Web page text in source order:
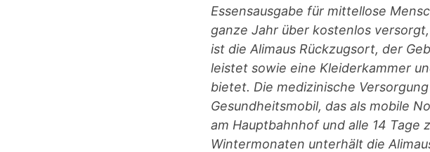
Essensausgabe für mittellose
ganze Jahr über kostenlos
ist die Alimaus Rückzugsort, der
leistet sowie eine Kleiderkammer
bietet. Die medizinische
Gesundheitsmobil, das als mobile
am Hauptbahnhof und alle 14 Tage
Wintermonaten unterhält die